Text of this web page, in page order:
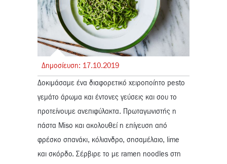
Δημοσίευση: 17.10.2019
Δοκιμάσαμε ένα διαφορετικό χειροποίητο pesto
γεμάτο άρωμα και έντονες γεύσεις και σου το
προτείνουμε ανεπιφύλακτα. Πρωταγωνιστής η
πάστα Miso και ακολουθεί η επίγευση από
φρέσκο σπανάκι, κόλιανδρο, σησαμέλαιο, lime
και σκόρδο. Σέρβιρε το με ramen noodles στη